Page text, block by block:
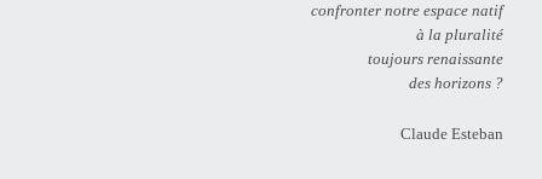
confronter notre espace natif
à la pluralité
toujours renaissante
des horizons ?
Claude Esteban